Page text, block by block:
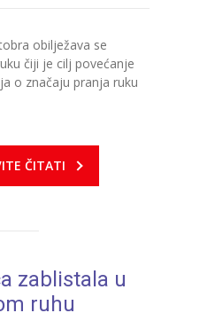
obilježava se
čiji je cilj povećanje
o značaju pranja ruku
ČITATI
zablistala u
ruhu